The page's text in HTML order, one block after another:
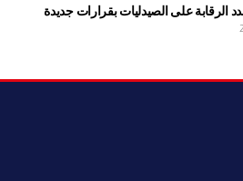
الرقابة على الصيدليات بقرارات جديدة